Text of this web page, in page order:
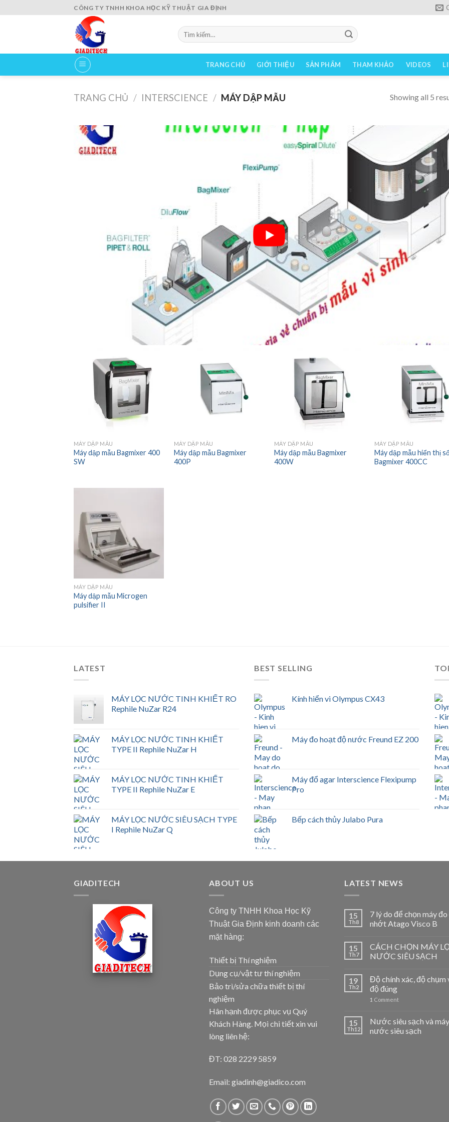
to
CÔNG TY TNHH KHOA HỌC KỸ THUẬT GIA ĐỊNH
Tìm
kiếm:
TRANG CHỦ GIỚI THIỆU SẢN PHẨM THAM KHẢO VIDEOS
TRANG CHỦ / INTERSCIENCE / MÁY DẬP MẪU Showing all 5
Add to
wishlist
MÁY DẬP MẪU
Máy dập mẫu Bagmixer 400
SW
Add to
wishlist
MÁY DẬP MẪU
Máy dập mẫu Bagmixer
400P
Add to
wishlist
MÁY DẬP MẪU
Máy dập mẫu Bagmixer
400W
MÁY DẬP MẪU
Máy dập mẫu hiển thị
Bagmixer 400CC
wishlist
MÁY DẬP MẪU
Máy dập mẫu Microgen
pulsifier II
LATEST
MÁY LỌC NƯỚC TINH KHIẾT RO
Rephile NuZar R24
MÁY LỌC NƯỚC TINH KHIẾT
TYPE II Rephile NuZar H
MÁY LỌC NƯỚC TINH KHIẾT
TYPE II Rephile NuZar E
MÁY LỌC NƯỚC SIÊU SẠCH TYPE
I Rephile NuZar Q
BEST SELLING
Kính hiển vi Olympus CX43
Máy đo hoạt độ nước Freund EZ 200
Máy đổ agar Interscience Flexipump
Pro
Bếp cách thủy Julabo Pura
GIADITECH ABOUT US
Công ty TNHH Khoa Học Kỹ
Thuật Gia Định kinh doanh các
mặt hàng:
Thiết bị Thí nghiệm
Dụng cụ/vật tư thí nghiệm
Bảo trì/sửa chữa thiết bị thí
nghiệm
Hân hạnh được phục vụ Quý
Khách Hàng. Mọi chi tiết xin vui
lòng liên hệ:
ĐT: 028 2229 5859
Email: giadinh@giadico.com
LATEST NEWS
15
Th8
7 lý do để chọn máy
nhớt Atago Visco B
15
Th7
CÁCH CHỌN MÁY
NƯỚC SIÊU SẠCH
19
Th2
Độ chính xác, độ chụm
độ đúng
1 Comment
15
Th12
Nước siêu sạch và
nước siêu sạch